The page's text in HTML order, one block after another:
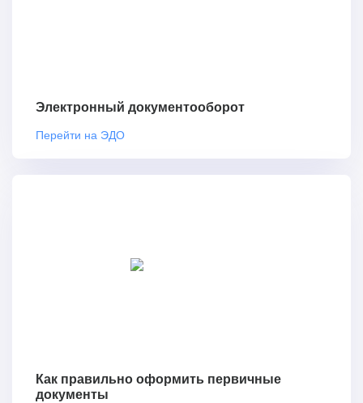
Электронный документооборот
Перейти на ЭДО
Как правильно оформить первичные
документы